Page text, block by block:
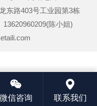
东路403号工业园第3栋
陈小姐)
微信咨询 联系我们